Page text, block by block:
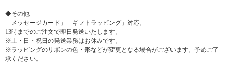
◆その他
「メッセージカード」「ギフトラッピング」対応。
13時までのご注文で即日発送いたします。
※土・日・祝日の発送業務はお休みです。
※ラッピングのリボンの色・形などが変更となる場合がございます。予めご了
承ください。